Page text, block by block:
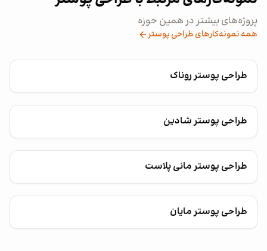
پروژه‌های بیشتر در همین حوزه
همه نمونه‌کارهای طراحی پوستر
طراحی پوستر روناک
طراحی پوستر شادین
طراحی پوستر مانی پلاست
طراحی پوستر مایان